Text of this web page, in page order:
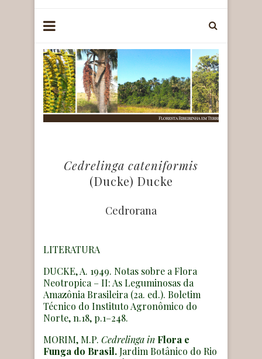
Cedrelinga cateniformis
(Ducke) Ducke
Cedrorana
LITERATURA
DUCKE, A. 1949. Notas sobre a Flora
Neotropica – II: As Leguminosas da
Amazônia Brasileira (2a. ed.). Boletim
Técnico do Instituto Agronômico do
Norte, n.18, p.1–248.
MORIM, M.P. Cedrelingain Flora e
Funga do Brasil.Jardim Botânico do Rio